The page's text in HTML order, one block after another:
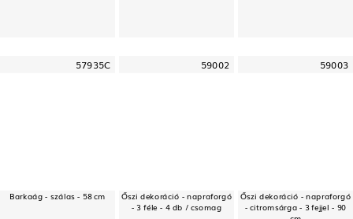
57935C
Barkaág - szálas - 58 cm
59002
Őszi dekoráció - napraforgó
- 3 féle - 4 db / csomag
59003
Őszi dekoráció - napraforgó
- citromsárga - 3 fejjel - 90